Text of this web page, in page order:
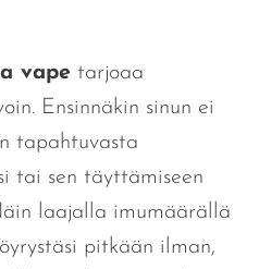
vape tarjoaa
Ensinnäkin sinun ei
tapahtuvasta
tai sen täyttämiseen
laajalla imumäärällä
pitkään ilman,